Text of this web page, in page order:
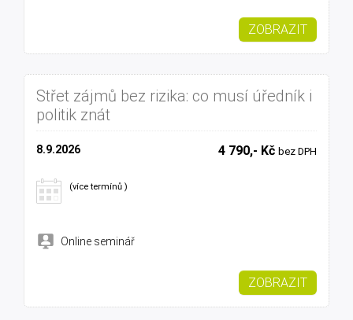
ZOBRAZIT
Střet zájmů bez rizika: co musí úředník i
politik znát
4 790,- Kč bez DPH
8.9.2026
(více termínů )
Online seminář
ZOBRAZIT